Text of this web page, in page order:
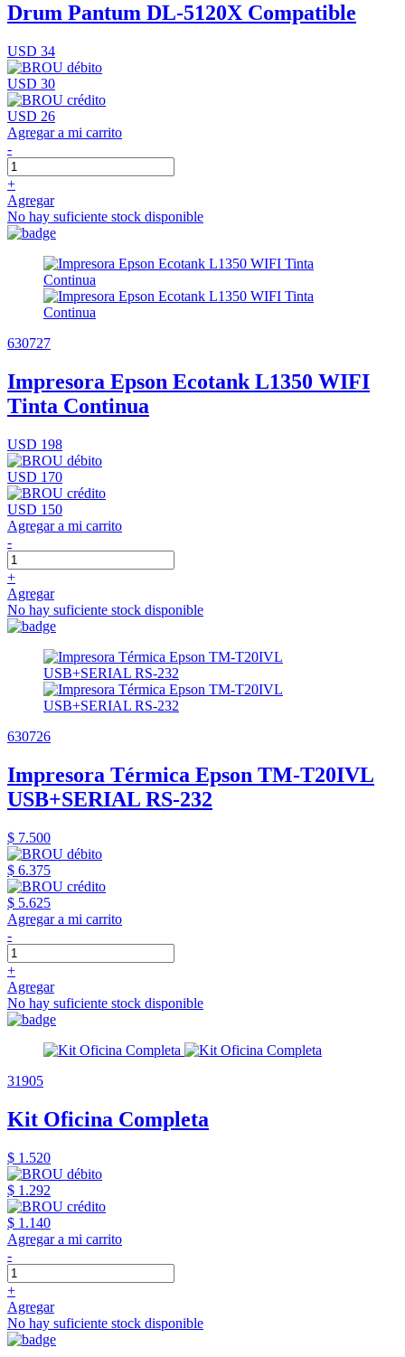
Drum Pantum DL-5120X Compatible
USD 34
USD 30
USD 26
Agregar a mi carrito
-
+
Agregar
No hay suficiente stock disponible
630727
Impresora Epson Ecotank L1350 WIFI
Tinta Continua
USD 198
USD 170
USD 150
Agregar a mi carrito
-
+
Agregar
No hay suficiente stock disponible
630726
Impresora Térmica Epson TM-T20IVL
USB+SERIAL RS-232
$ 7.500
$ 6.375
$ 5.625
Agregar a mi carrito
-
+
Agregar
No hay suficiente stock disponible
31905
Kit Oficina Completa
$ 1.520
$ 1.292
$ 1.140
Agregar a mi carrito
-
+
Agregar
No hay suficiente stock disponible